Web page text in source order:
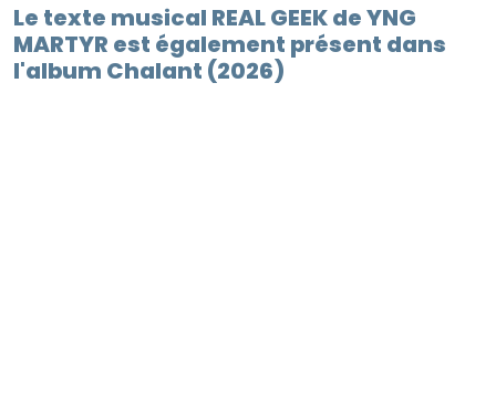
Le texte musical REAL GEEK de YNG
MARTYR est également présent dans
l'album Chalant (2026)